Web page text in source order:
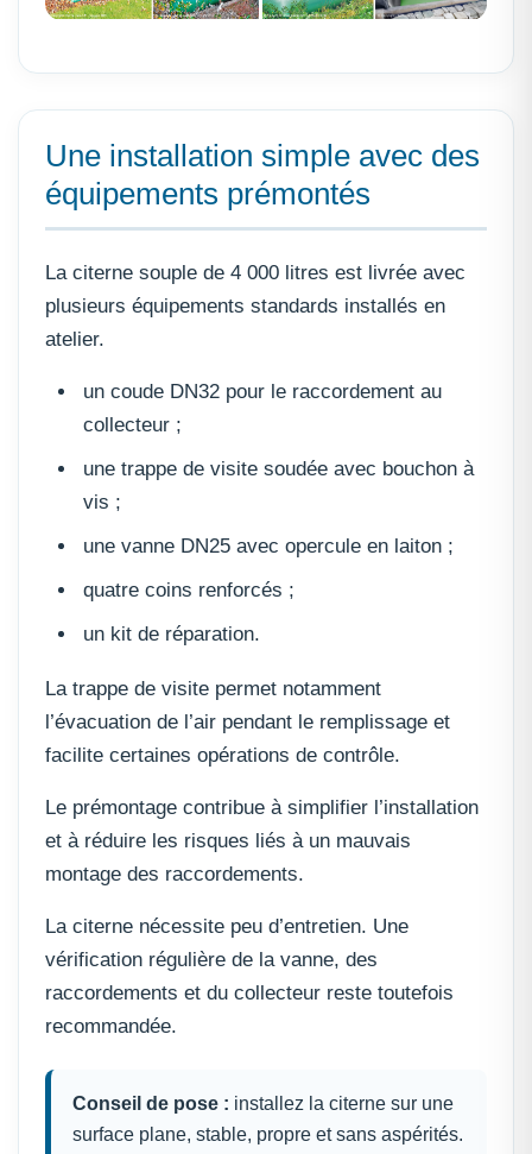
Une installation simple avec des
équipements prémontés
La citerne souple de 4 000 litres est livrée avec
plusieurs équipements standards installés en
atelier.
un coude DN32 pour le raccordement au
collecteur ;
une trappe de visite soudée avec bouchon à
vis ;
une vanne DN25 avec opercule en laiton ;
quatre coins renforcés ;
un kit de réparation.
La trappe de visite permet notamment
l’évacuation de l’air pendant le remplissage et
facilite certaines opérations de contrôle.
Le prémontage contribue à simplifier l’installation
et à réduire les risques liés à un mauvais
montage des raccordements.
La citerne nécessite peu d’entretien. Une
vérification régulière de la vanne, des
raccordements et du collecteur reste toutefois
recommandée.
Conseil de pose : installez la citerne sur une
surface plane, stable, propre et sans aspérités.